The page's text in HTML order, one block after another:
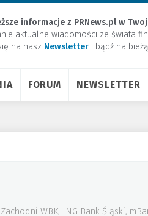
informacje z PRNews.pl w
aktualne wiadomości ze świata
na nasz Newsletter ​i bądź na
FORUM NEWSLETTER
WBK, ING Bank Śląski,